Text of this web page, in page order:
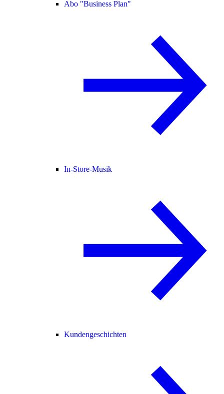
Abo "Business Plan"
In-Store-Musik
Kundengeschichten